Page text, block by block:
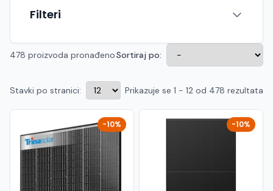
Hrvatski EN
Crnogorski
MK Македонски
Filteri
478 proizvoda pronađenoSortiraj po:
Stavki po stranici: Prikazuje se 1 - 12 od 478 rezultata
-10% -10%